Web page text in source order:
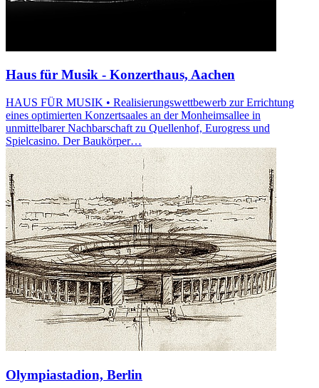
Haus für Musik - Konzerthaus, Aachen
HAUS FÜR MUSIK • Realisierungswettbewerb zur Errichtung
eines optimierten Konzertsaales an der Monheimsallee in
unmittelbarer Nachbarschaft zu Quellenhof, Eurogress und
Spielcasino. Der Baukörper…
Olympiastadion, Berlin